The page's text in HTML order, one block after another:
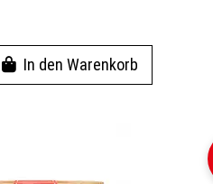
In den Warenkorb